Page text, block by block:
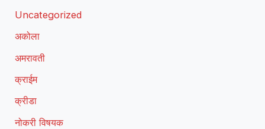
Uncategorized
अकोला
अमरावती
क्राईम
क्रीडा
नोकरी विषयक